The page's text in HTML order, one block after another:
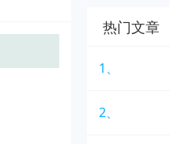
热门文章
1、
2、